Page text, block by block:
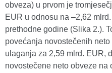
obveza) u prvom je
EUR u odnosu na –2,62
prethodne godine (Slika 2.).
povećanja novostečenih
ulaganja za 2,59 mlrd. EUR,
novostečene neto obveze na